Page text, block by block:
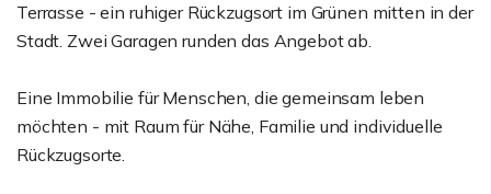
Terrasse - ein ruhiger Rückzugsort im Grünen mitten in der
Stadt. Zwei Garagen runden das Angebot ab.
Eine Immobilie für Menschen, die gemeinsam leben
möchten - mit Raum für Nähe, Familie und individuelle
Rückzugsorte.